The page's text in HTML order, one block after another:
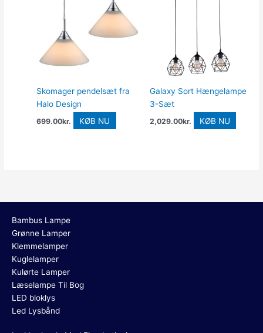
Skomager pendelsæt fra
Halo Design
699.00kr. KØB NU
Galaxy Sort Hængelampe
3-Sæt
2,029.00kr. KØB NU
Bambus Lampe
Grønne Lamper
Klemmelamper
Kuglelamper
Kulørte Lamper
Læselampe Til Bog
LED bloklys
Led Lysbånd